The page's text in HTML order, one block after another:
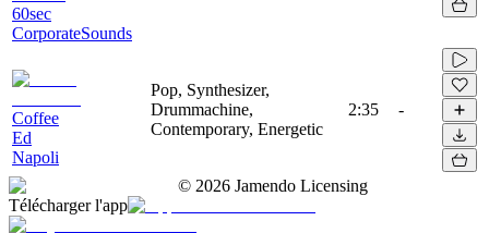
60sec
CorporateSounds
Coffee
Ed
Napoli
Pop, Synthesizer,
Drummachine,
Contemporary, Energetic
2:35 -
© 2026 Jamendo Licensing
Télécharger l'app